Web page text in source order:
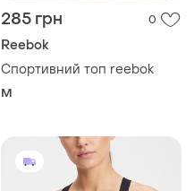
285 грн 0
Reebok
Спортивний топ reebok
M